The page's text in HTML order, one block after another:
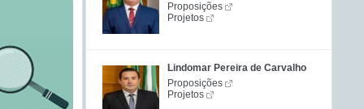
Proposições
Projetos
Lindomar Pereira de Carvalho
Proposições
Projetos